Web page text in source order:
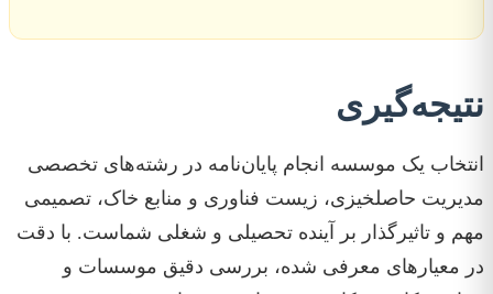
نتیجه‌گیری
انتخاب یک موسسه انجام پایان‌نامه در رشته‌های تخصصی
مدیریت حاصلخیزی، زیست فناوری و منابع خاک، تصمیمی
مهم و تاثیرگذار بر آینده تحصیلی و شغلی شماست. با دقت
در معیارهای معرفی شده، بررسی دقیق موسسات و